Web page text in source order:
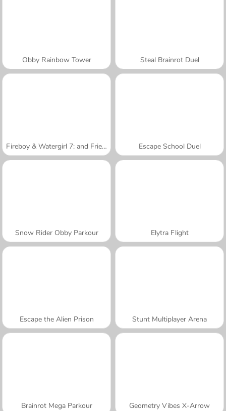
Obby Rainbow Tower Steal Brainrot Duel
Fireboy & Watergirl 7: and Friends Escape School Duel
Snow Rider Obby Parkour Elytra Flight
Escape the Alien Prison Stunt Multiplayer Arena
Brainrot Mega Parkour Geometry Vibes X-Arrow